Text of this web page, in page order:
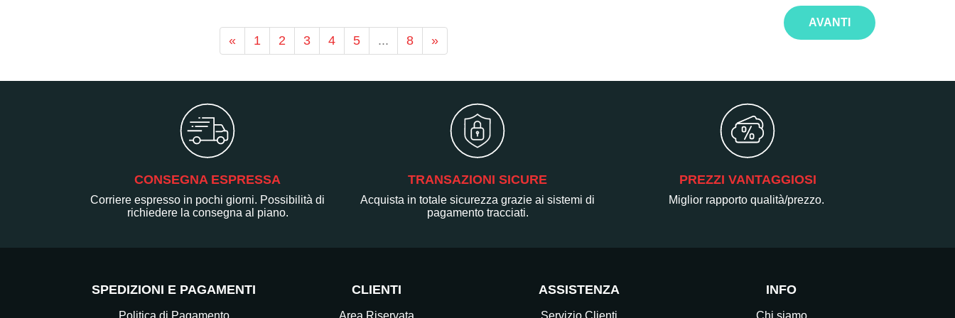
« 1 2 3 4 5 ... 8 »
AVANTI
CONSEGNA ESPRESSA
Corriere espresso in pochi giorni. Possibilità di
richiedere la consegna al piano.
TRANSAZIONI SICURE
Acquista in totale sicurezza grazie ai sistemi di
pagamento tracciati.
PREZZI VANTAGGIOSI
Miglior rapporto qualità/prezzo.
SPEDIZIONI E PAGAMENTI
Politica di Pagamento
CLIENTI
Area Riservata
ASSISTENZA
Servizio Clienti
INFO
Chi siamo